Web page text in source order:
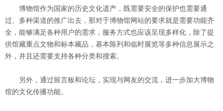
博物馆作为国家的历史文化遗产，既需要安全的保护也需要通
过、多种渠道的推广出去，那对于博物馆网站的要求就是需要功能齐
全，能够满足各种用户的需求，服务方式也应该呈现多样化，除了提
供馆藏重点文物和标本藏品，基本陈列和临时展览等多种信息展示之
外，并且还需要支持各种分类和搜索。
另外，通过留言板和论坛，实现与网友的交流，进一步加大博物
馆的文化传播功能。